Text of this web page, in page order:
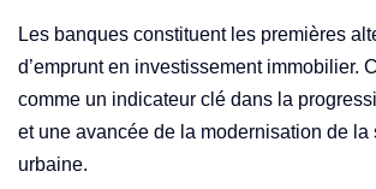
Les banques constituent les premières
d’emprunt en investissement immobilier.
comme un indicateur clé dans la
et une avancée de la modernisation de la
urbaine.